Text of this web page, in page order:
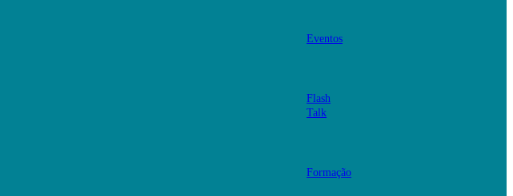
Eventos
Flash
Talk
Formação